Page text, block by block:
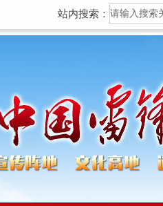
站内搜索：